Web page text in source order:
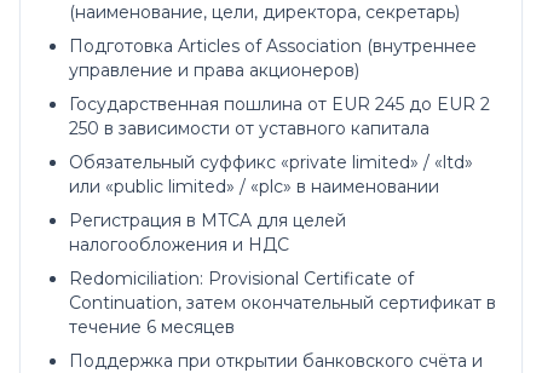
(наименование, цели, директора, секретарь)
Подготовка Articles of Association (внутреннее
управление и права акционеров)
Государственная пошлина от EUR 245 до EUR 2
250 в зависимости от уставного капитала
Обязательный суффикс «private limited» / «ltd»
или «public limited» / «plc» в наименовании
Регистрация в MTCA для целей
налогообложения и НДС
Redomiciliation: Provisional Certificate of
Continuation, затем окончательный сертификат в
течение 6 месяцев
Поддержка при открытии банковского счёта и